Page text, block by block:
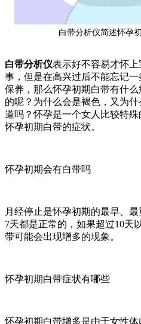
白带分析仪简述怀孕
白带分析仪表示好不容易才怀
事，但是在高兴过后不能忘记
保养，那么怀孕初期白带有什
的呢？为什么会是褐色，又为
道吗？怀孕是一个女人比较特
怀孕初期白带的症状。
怀孕初期会有白带吗
月经停止是怀孕初期的最早、
7天都是正常的，如果超过10天
带可能会出现增多的现象。
怀孕初期白带症状有哪些
怀孕初期白带增多是由于女性